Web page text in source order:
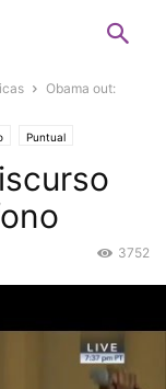
Obama out:
Puntual
3752